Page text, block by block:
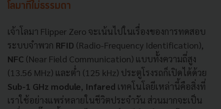
โลมาที่ไม่ธรรมดา
เจ้าโลมา Flipper Zero จะเน้นไปในเรื่องของการทดสอบ
ระบบจำพวก RFID (Radio-Frequency Identification),
NFC (Near Field Communication) แบบทั้งความถี่สูง
(13.56 MHz) และต่ำ (125 kHz) ประตูโรงรถก็เปิดได้ด้วย
Sub-1 GHz module, Infared เทคโนโลยีเหล่านี้คือสิ่งที่
เราใช้อย่างแพร่หลายในชีวิตประจำวัน ส่วนมากจะเป็น